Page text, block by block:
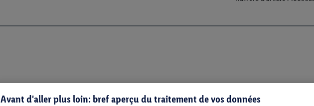
Avant d'aller plus loin: bref aperçu du traitement de vos données